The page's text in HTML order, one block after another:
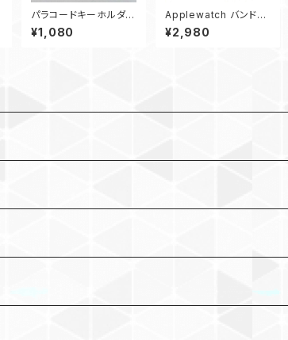
パラコードキーホルダ
ー Box_ウッドビーズ_
M6_ デジタルカモ、カモ
¥1,080
Applewatch バンド
アップルウォッチ バンド
44_AirflowCombat_
¥2,980